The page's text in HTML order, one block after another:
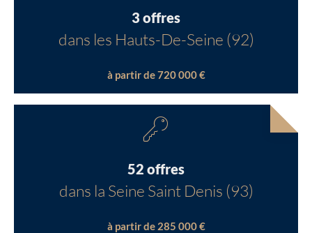
3 offres
dans les Hauts-De-Seine (92)
à partir de 720 000 €
52 offres
dans la Seine Saint Denis (93)
à partir de 285 000 €